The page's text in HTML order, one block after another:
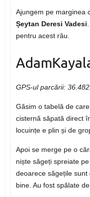
Ajungem pe marginea
Șeytan Deresi Vadesi
pentru acest râu.
GPS-ul parcării:
Găsim o tabelă de
cisternă săpată direct
locuințe e plin și de
Apoi se merge pe o
niște săgeți spreiate
deoarece săgețile
bine. Au fost spălate de